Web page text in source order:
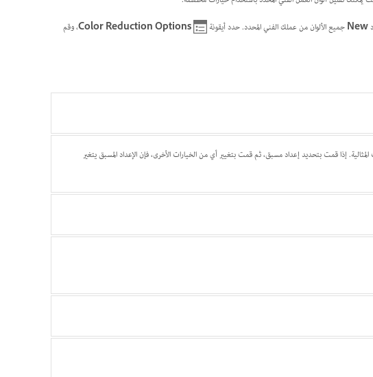
Newجميع الألوان من عملك الفني المحدد. حدد أيقونة Color Reduction Options، وقم
إذا قمت بتحديد إعداد مسبق، ثم قمت بتغيير أي من الخيارات الأخرى، فإن الإعداد المسبق يتغير